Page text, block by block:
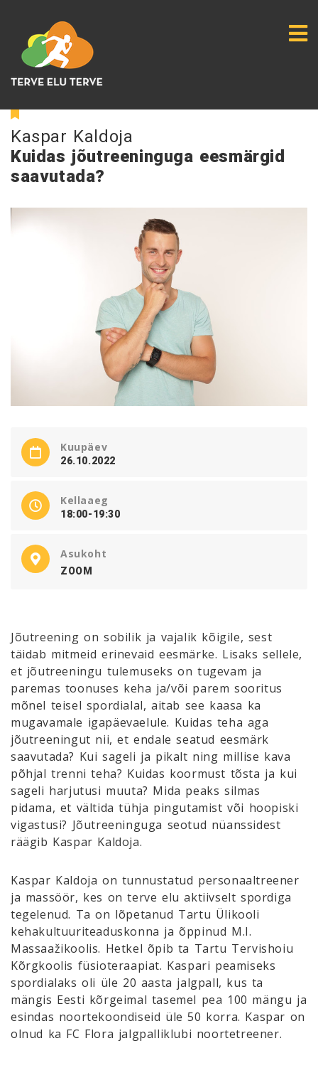
Kaspar Kaldoja
Kuidas jõutreeninguga eesmärgid
saavutada?
Kuupäev
26.10.2022
Kellaaeg
18:00-19:30
Asukoht
ZOOM
Jõutreening on sobilik ja vajalik kõigile, sest
täidab mitmeid erinevaid eesmärke. Lisaks sellele,
et jõutreeningu tulemuseks on tugevam ja
paremas toonuses keha ja/või parem sooritus
mõnel teisel spordialal, aitab see kaasa ka
mugavamale igapäevaelule. Kuidas teha aga
jõutreeningut nii, et endale seatud eesmärk
saavutada? Kui sageli ja pikalt ning millise kava
põhjal trenni teha? Kuidas koormust tõsta ja kui
sageli harjutusi muuta? Mida peaks silmas
pidama, et vältida tühja pingutamist või hoopiski
vigastusi? Jõutreeninguga seotud nüanssidest
räägib Kaspar Kaldoja.
Kaspar Kaldoja on tunnustatud personaaltreener
ja massöör, kes on terve elu aktiivselt spordiga
tegelenud. Ta on lõpetanud Tartu Ülikooli
kehakultuuriteaduskonna ja õppinud M.I.
Massaažikoolis. Hetkel õpib ta Tartu Tervishoiu
Kõrgkoolis füsioteraapiat. Kaspari peamiseks
spordialaks oli üle 20 aasta jalgpall, kus ta
mängis Eesti kõrgeimal tasemel pea 100 mängu ja
esindas noortekoondiseid üle 50 korra. Kaspar on
olnud ka FC Flora jalgpalliklubi noortetreener.